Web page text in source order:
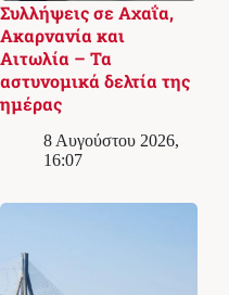
Συλλήψεις σε Αχαΐα,
Ακαρνανία και
Αιτωλία – Τα
αστυνομικά δελτία της
ημέρας
8 Αυγούστου 2026,
16:07